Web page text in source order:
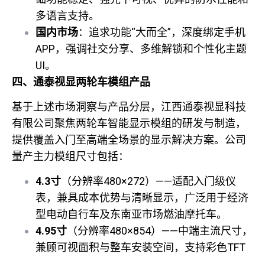
多语言支持。
国内市场：追求功能“大而全”，深度绑定手机
APP，强调社交分享、多维解锁和个性化主题
UI。
四、通泰视显两轮车模组产品
基于上述市场洞察与产品分层，江西通泰视显科技
有限公司聚焦两轮车智能显示模组的研发与制造，
提供覆盖入门至高端全场景的显示解决方案。公司
量产主力模组尺寸包括：
4.3寸 （分辨率480×272）——适配入门级仪
表，兼具成本优势与清晰显示，广泛用于经济
型电动自行车及东南亚市场燃油摩托车。
4.95寸 （分辨率480×854）——中端主流尺寸，
兼顾可视面积与整车安装空间，支持彩色TFT